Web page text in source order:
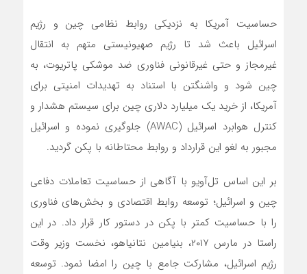
حساسیت آمریکا به نزدیکی روابط نظامی چین و رژیم
اسرائیل باعث شد تا رژیم صهیونیستی متهم به انتقال
غیرمجاز و حتی غیرقانونی فناوری ضد موشکی پاتریوت، به
چین شود و واشنگتن با استناد به تهدیدات امنیتی برای
آمریکا، از خرید یک میلیارد دلاری چین برای سیستم هشدار و
کنترل هوابرد اسرائیل (AWAC) جلوگیری نموده و اسرائیل
مجبور به لغو این قرارداد و روابط محتاطانه با پکن گردید.
بر این اساس تل‌آویو با آگاهی از حساسیت تعاملات دفاعی
چین و اسرائیل؛ توسعه روابط اقتصادی و بخش‌های فناوری
را با حساسیت کمتر با پکن در دستور کار قرار داد. در این
راستا در مارس ۲۰۱۷، بنیامین نتانیاهو، نخست وزیر وقت
رژیم اسرائیل، مشارکت جامع با چین را امضا نمود. توسعه